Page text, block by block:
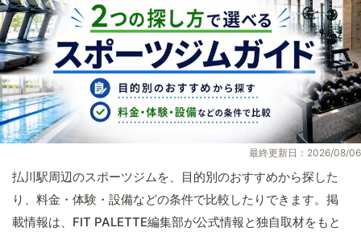
最終更新日：2026/08/06
払川駅周辺のスポーツジムを、目的別のおすすめから探した
り、料金・体験・設備などの条件で比較したりできます。掲
載情報は、FIT PALETTE編集部が公式情報と独自取材をもと